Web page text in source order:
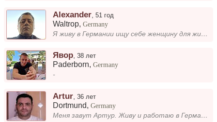
Alexander ,51 год
Waltrop,Germany
Я живу в Германии ищу себе женщину для жизни и серьёзных отношений чтобы любить и быть любимым человеком для своей любим...
Явор ,38 лет
Paderborn,Germany
-
Artur ,36 лет
Dortmund,Germany
Меня завут Артур. Живу и работаю в Германии, свой рестаран. Ищу девушку для серьезных отношениях. Заберу или сам приеду...